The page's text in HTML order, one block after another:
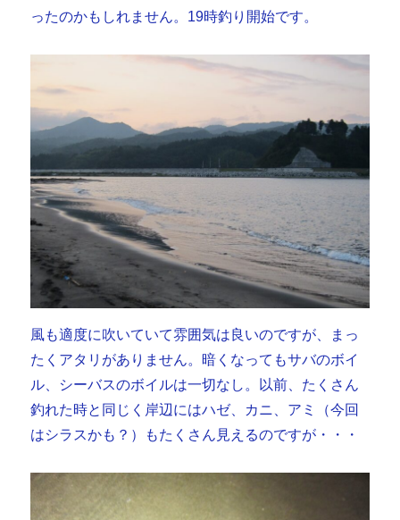
ったのかもしれません。19時釣り開始です。
風も適度に吹いていて雰囲気は良いのですが、まっ
たくアタリがありません。暗くなってもサバのボイ
ル、シーバスのボイルは一切なし。以前、たくさん
釣れた時と同じく岸辺にはハゼ、カニ、アミ（今回
はシラスかも？）もたくさん見えるのですが・・・